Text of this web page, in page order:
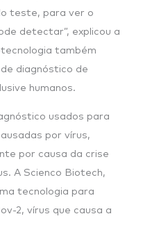
teste, para ver o
detectar”, explicou a
também
diagnóstico de
humanos.
usados para
por vírus,
por causa da crise
A Scienco Biotech,
tecnologia para
2, vírus que causa a